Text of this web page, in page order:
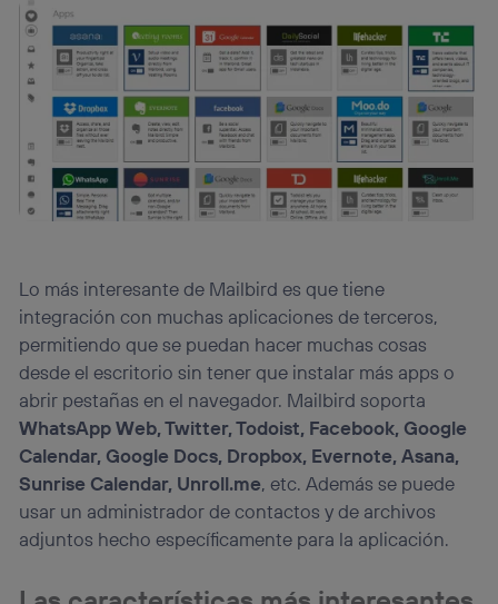
Lo más interesante de Mailbird es que tiene
integración con muchas aplicaciones de terceros,
permitiendo que se puedan hacer muchas cosas
desde el escritorio sin tener que instalar más apps o
abrir pestañas en el navegador. Mailbird soporta
WhatsApp Web, Twitter, Todoist, Facebook, Google
Calendar, Google Docs, Dropbox, Evernote, Asana,
Sunrise Calendar, Unroll.me, etc. Además se puede
usar un administrador de contactos y de archivos
adjuntos hecho específicamente para la aplicación.